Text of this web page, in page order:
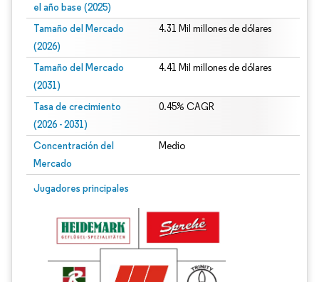
el año base (2025)
Tamaño del Mercado
(2026)
4.31 Mil millones de dólares
Tamaño del Mercado
(2031)
4.41 Mil millones de dólares
Tasa de crecimiento
(2026 - 2031)
0.45% CAGR
Concentración del
Mercado
Medio
Jugadores principales
Imagen © Mordor Intelligence. El uso requiere atribución según CC BY 4.0.